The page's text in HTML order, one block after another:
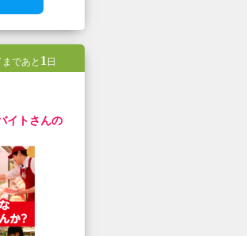
であと 1 日
イトさんの